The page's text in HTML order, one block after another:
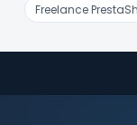
Freelance